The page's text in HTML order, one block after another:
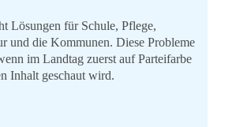
Lösungen für Schule, Pflege,
und die Kommunen. Diese Probleme
im Landtag zuerst auf Parteifarbe
Inhalt geschaut wird.